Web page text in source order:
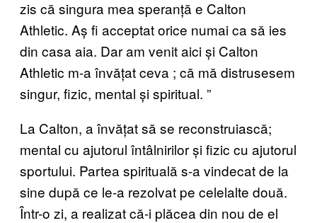
zis că singura mea speranță e Calton
Athletic. Aș fi acceptat orice numai ca să ies
din casa aia. Dar am venit aici și Calton
Athletic m-a învățat ceva ; că mă distrusesem
singur, fizic, mental și spiritual. ”
La Calton, a învățat să se reconstruiască;
mental cu ajutorul întâlnirilor și fizic cu ajutorul
sportului. Partea spirituală s-a vindecat de la
sine după ce le-a rezolvat pe celelalte două.
Într-o zi, a realizat că-i plăcea din nou de el